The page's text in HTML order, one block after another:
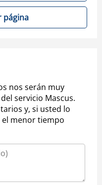
página
nos serán muy
servicio Mascus.
y, si usted lo
menor tiempo